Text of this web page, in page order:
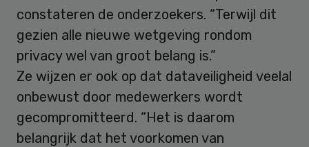
constateren de onderzoekers. “Terwijl dit
gezien alle nieuwe wetgeving rondom
privacy wel van groot belang is.”
Ze wijzen er ook op dat dataveiligheid veelal
onbewust door medewerkers wordt
gecompromitteerd. “Het is daarom
belangrijk dat het voorkomen van